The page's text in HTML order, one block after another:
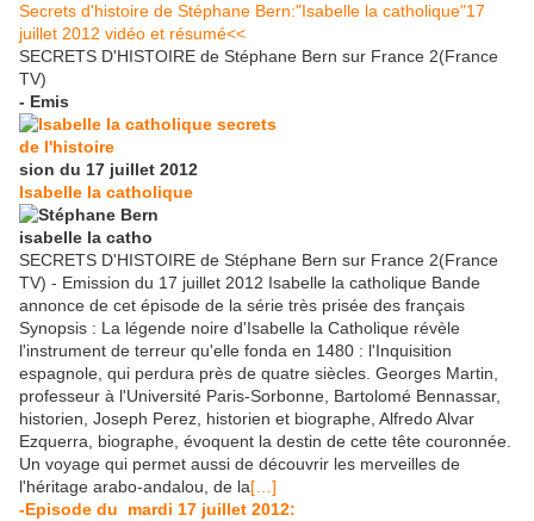
Secrets d'histoire de Stéphane Bern:"Isabelle la catholique"17
juillet 2012 vidéo et résumé<<
SECRETS D'HISTOIRE de Stéphane Bern sur France 2(France
TV)
- Emis
sion du 17 juillet 2012
Isabelle la catholique
SECRETS D'HISTOIRE de Stéphane Bern sur France 2(France
TV) - Emission du 17 juillet 2012 Isabelle la catholique Bande
annonce de cet épisode de la série très prisée des français
Synopsis : La légende noire d'Isabelle la Catholique révèle
l'instrument de terreur qu'elle fonda en 1480 : l'Inquisition
espagnole, qui perdura près de quatre siècles. Georges Martin,
professeur à l'Université Paris-Sorbonne, Bartolomé Bennassar,
historien, Joseph Perez, historien et biographe, Alfredo Alvar
Ezquerra, biographe, évoquent la destin de cette tête couronnée.
Un voyage qui permet aussi de découvrir les merveilles de
l'héritage arabo-andalou, de la[…]
-Episode du mardi 17 juillet 2012: